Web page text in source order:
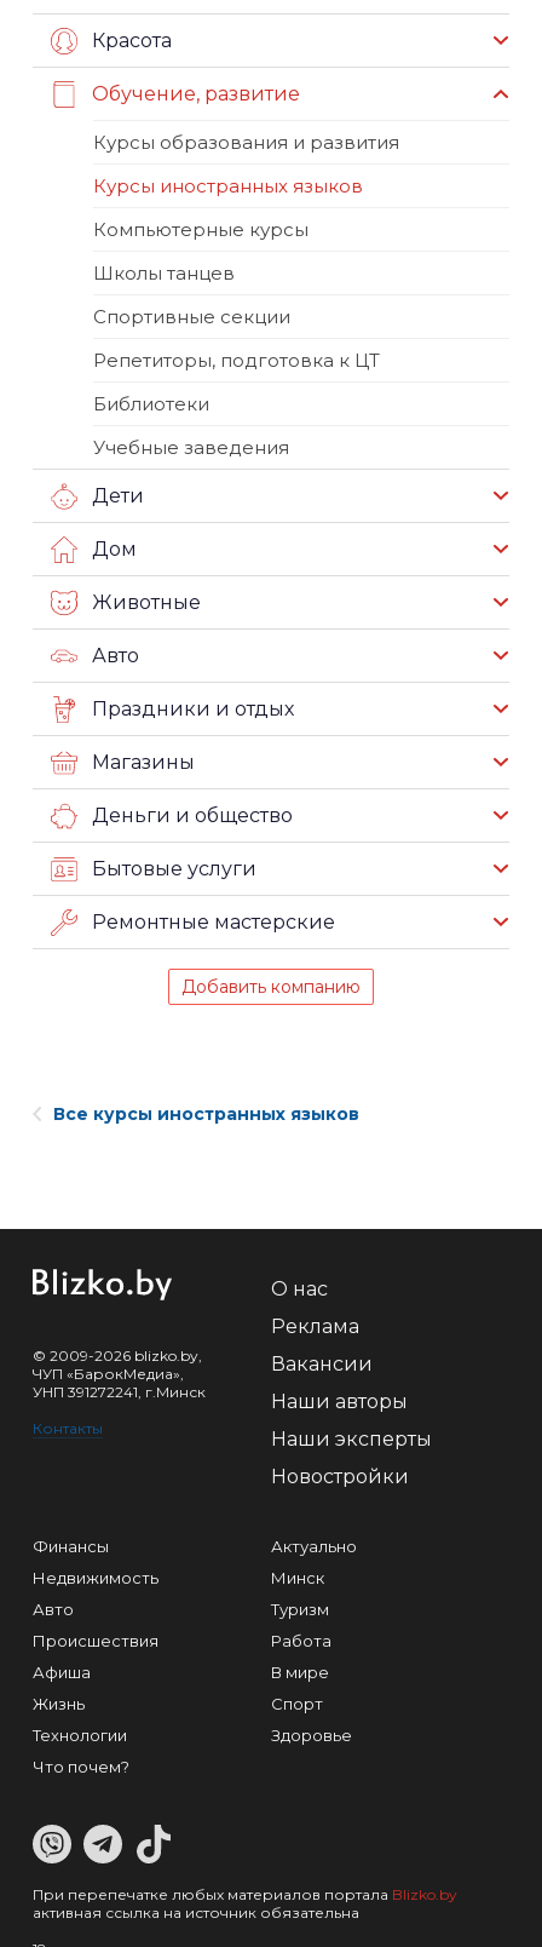
Красота
Обучение, развитие
Курсы образования и развития
Курсы иностранных языков
Компьютерные курсы
Школы танцев
Спортивные секции
Репетиторы, подготовка к ЦТ
Библиотеки
Учебные заведения
Дети
Дом
Животные
Авто
Праздники и отдых
Магазины
Деньги и общество
Бытовые услуги
Ремонтные мастерские
Добавить компанию
Все курсы иностранных языков
© 2009-2026 blizko.by,
ЧУП «БарокМедиа»,
УНП 391272241, г.Минск
Контакты
О нас
Реклама
Вакансии
Наши авторы
Наши эксперты
Новостройки
Финансы
Недвижимость
Авто
Происшествия
Афиша
Жизнь
Технологии
Что почем?
Актуально
Минск
Туризм
Работа
В мире
Спорт
Здоровье
При перепечатке любых материалов портала Blizko.by
активная ссылка на источник обязательна